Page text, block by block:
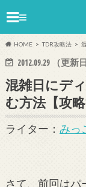
≡
HOME TDR攻略法
2012.09.29（更新
混雑日にデ
む方法【攻略
ライター： みっ
さて、前回はパ